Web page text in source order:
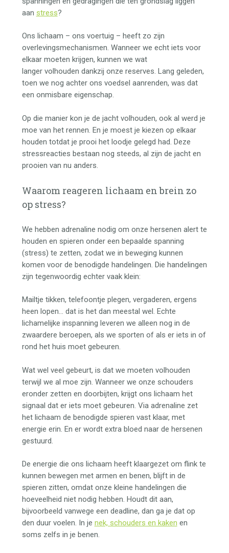
aan stress?
Ons lichaam – ons voertuig – heeft zo zijn
overlevingsmechanismen. Wanneer we echt iets voor
elkaar moeten krijgen, kunnen we wat
langer volhouden dankzij onze reserves. Lang geleden,
toen we nog achter ons voedsel aanrenden, was dat
een onmisbare eigenschap.
Op die manier kon je de jacht volhouden, ook al werd je
moe van het rennen. En je moest je kiezen op elkaar
houden totdat je prooi het loodje gelegd had. Deze
stressreacties bestaan nog steeds, al zijn de jacht en
prooien van nu anders.
Waarom reageren lichaam en brein zo
op stress?
We hebben adrenaline nodig om onze hersenen alert te
houden en spieren onder een bepaalde spanning
(stress) te zetten, zodat we in beweging kunnen
komen voor de benodigde handelingen. Die handelingen
zijn tegenwoordig echter vaak klein:
Mailtje tikken, telefoontje plegen, vergaderen, ergens
heen lopen… dat is het dan meestal wel. Echte
lichamelijke inspanning leveren we alleen nog in de
zwaardere beroepen, als we sporten of als er iets in of
rond het huis moet gebeuren.
Wat wel veel gebeurt, is dat we moeten volhouden
terwijl we al moe zijn. Wanneer we onze schouders
eronder zetten en doorbijten, krijgt ons lichaam het
signaal dat er iets moet gebeuren. Via adrenaline zet
het lichaam de benodigde spieren vast klaar, met
energie erin. En er wordt extra bloed naar de hersenen
gestuurd.
De energie die ons lichaam heeft klaargezet om flink te
kunnen bewegen met armen en benen, blijft in de
spieren zitten, omdat onze kleine handelingen die
hoeveelheid niet nodig hebben. Houdt dit aan,
bijvoorbeeld vanwege een deadline, dan ga je dat op
den duur voelen. In je nek, schouders en kaken en
soms zelfs in je benen.